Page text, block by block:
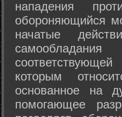
нападения
обороняющийся
начатые
которым
основанное на
помогающее